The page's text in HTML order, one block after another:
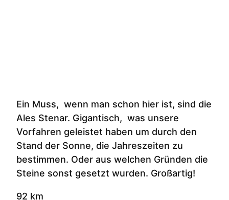
Ein Muss, wenn man schon hier ist, sind die
Ales Stenar. Gigantisch, was unsere
Vorfahren geleistet haben um durch den
Stand der Sonne, die Jahreszeiten zu
bestimmen. Oder aus welchen Gründen die
Steine sonst gesetzt wurden. Großartig!
92 km